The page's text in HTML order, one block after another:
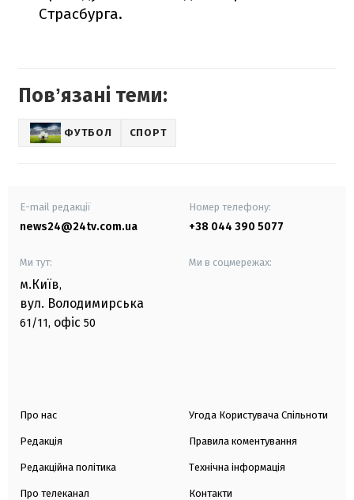
Страсбурга.
Повʼязані теми:
ФУТБОЛ СПОРТ
E-mail редакції
news24@24tv.com.ua
Номер телефону:
+38 044 390 5077
Ми тут:
м.Київ,
вул. Володимирська
61/11, офіс 50
Ми в соцмережах:
Про нас
Редакція
Редакційна політика
Про телеканал
Угода Користувача Спільноти
Правила коментування
Технічна інформація
Контакти